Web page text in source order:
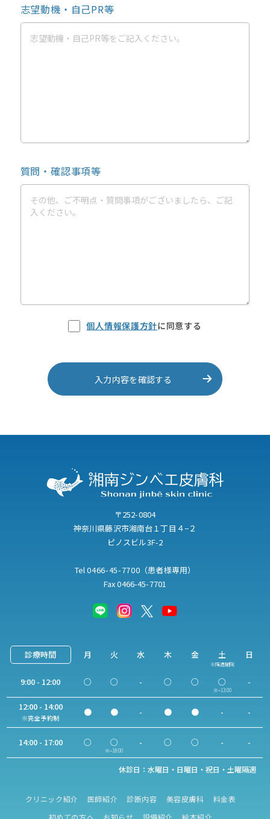
志望動機・自己PR等
質問・確認事項等
個人情報保護方針に同意する
〒252-0804
神奈川県藤沢市湘南台１丁目４−２
ピノスビル3F-2
Tel0466-45-7700 （患者様専用）
Fax 0466-45-7701
診療時間 月 火 水 木 金 土
※隔週開院
日
9:00 - 12:00 ○ ○ - ○ ○ ○
※−13:00
-
12:00 - 14:00
※完全予約制
● ● - ● ● - -
14:00 - 17:00 ○ ○
※−18:00
- ○ ○ - -
休診日：水曜日・日曜日・祝日・土曜隔週
クリニック紹介 医師紹介 診断内容 美容皮膚科
料金表